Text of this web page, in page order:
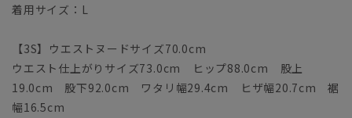
着用サイズ：L
【3S】ウエストヌードサイズ70.0cm
ウエスト仕上がりサイズ73.0cm ヒップ88.0cm 股上
19.0cm 股下92.0cm ワタリ幅29.4cm ヒザ幅20.7cm 裾
幅16.5cm